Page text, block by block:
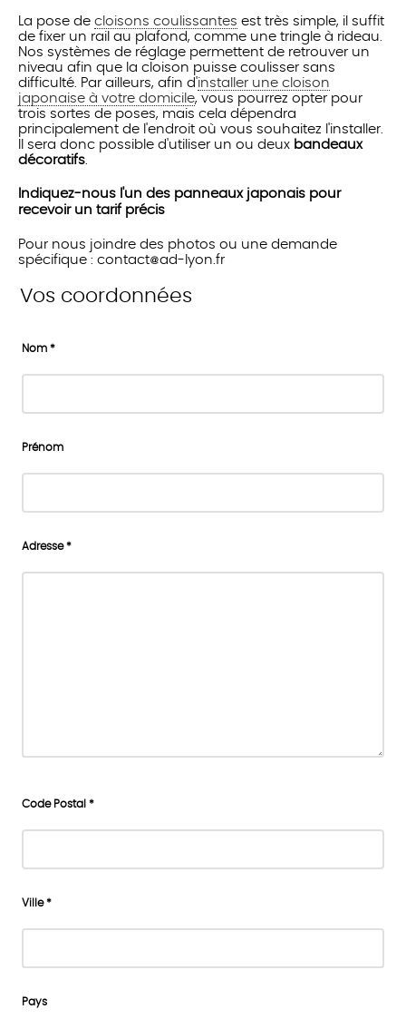
La pose de cloisons coulissantes est très simple, il suffit
de fixer un rail au plafond, comme une tringle à rideau.
Nos systèmes de réglage permettent de retrouver un
niveau afin que la cloison puisse coulisser sans
difficulté. Par ailleurs, afin d'installer une cloison
japonaise à votre domicile, vous pourrez opter pour
trois sortes de poses, mais cela dépendra
principalement de l'endroit où vous souhaitez l'installer.
Il sera donc possible d'utiliser un ou deux bandeaux
décoratifs
Indiquez-nous l'un des panneaux japonais pour
recevoir un tarif précis
Pour nous joindre des photos ou une demande
spécifique : contact
ad-lyon.fr
Vos coordonnées
Nom *
Prénom
Adresse *
Code Postal *
Ville *
Pays